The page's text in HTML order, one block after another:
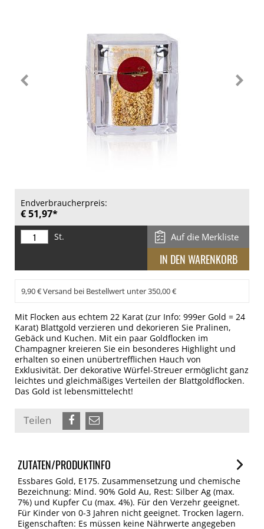
Endverbraucherpreis:
€ 51,97*
St. Auf die Merkliste
9,90 € Versand bei Bestellwert unter 350,00 €
Mit Flocken aus echtem 22 Karat (zur Info: 999er Gold = 24
Karat) Blattgold verzieren und dekorieren Sie Pralinen,
Gebäck und Kuchen. Mit ein paar Goldflocken im
Champagner kreieren Sie ein besonderes Highlight und
erhalten so einen unübertrefflichen Hauch von
Exklusivität. Der dekorative Würfel-Streuer ermöglicht ganz
leichtes und gleichmäßiges Verteilen der Blattgoldflocken.
Das Gold ist lebensmittelecht!
Teilen
ZUTATEN/PRODUKTINFO
Essbares Gold, E175. Zusammensetzung und chemische
Bezeichnung: Mind. 90% Gold Au, Rest: Silber Ag (max.
7%) und Kupfer Cu (max. 4%). Für den Verzehr geeignet.
Für Kinder von 0-3 Jahren nicht geeignet. Trocken lagern.
Eigenschaften: Es müssen keine Nährwerte angegeben